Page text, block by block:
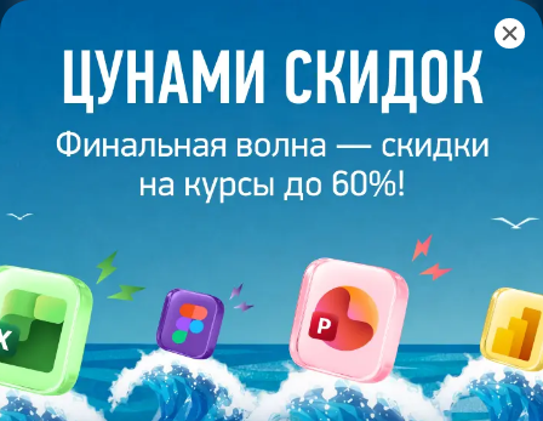
Главная /Банк слайдов / Презентация 131 – Разработана
студией Bonnie&Slide для Яндекс
ПРЕЗЕНТАЦИЯ 131 -
РАЗРАБОТАНА СТУДИЕЙ
BONNIE&SLIDE ДЛЯ ЯНДЕКС
Моё избранное